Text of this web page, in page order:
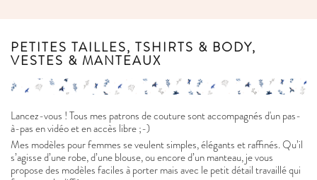
PETITES TAILLES, TSHIRTS & BODY,
VESTES & MANTEAUX
Lancez-vous ! Tous mes patrons de couture sont accompagnés d'un pas-
à-pas en vidéo et en accès libre ;-)
Mes modèles pour femmes se veulent simples, élégants et raffinés. Qu’il
s’agisse d’une robe, d’une blouse, ou encore d’un manteau, je vous
propose des modèles faciles à porter mais avec le petit détail travaillé qui